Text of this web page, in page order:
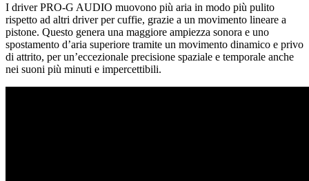
I driver PRO-G AUDIO muovono più aria in modo più pulito
rispetto ad altri driver per cuffie, grazie a un movimento lineare a
pistone. Questo genera una maggiore ampiezza sonora e uno
spostamento d’aria superiore tramite un movimento dinamico e privo
di attrito, per un’eccezionale precisione spaziale e temporale anche
nei suoni più minuti e impercettibili.